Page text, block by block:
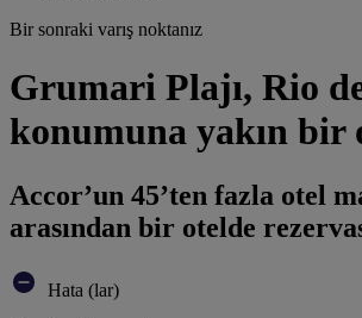
Bir sonraki varış noktanız
Grumari Plajı, Rio
konumuna yakın bir
Accor’un 45’ten fazla otel
arasından bir otelde
Hata (lar)